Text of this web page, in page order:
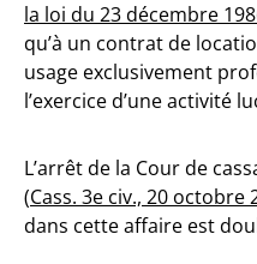
la loi du 23 décembre
qu’à un contrat de
usage exclusivement
l’exercice d’une activité
L’arrêt de la Cour de
(Cass. 3e civ., 20 octobre
dans cette affaire est